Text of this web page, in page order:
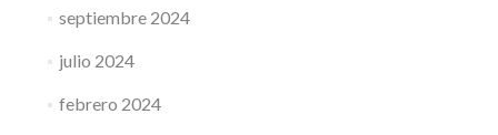
septiembre 2024
julio 2024
febrero 2024